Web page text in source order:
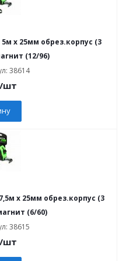
х 25мм обрез.корпус (3
(12/96)
38614
/шт
х 25мм обрез.корпус (3
(6/60)
38615
/шт